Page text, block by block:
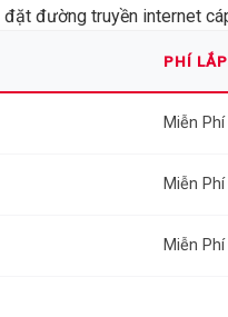
đường truyền internet
PHÍ
Miễn Phí
Miễn Phí
Miễn Phí